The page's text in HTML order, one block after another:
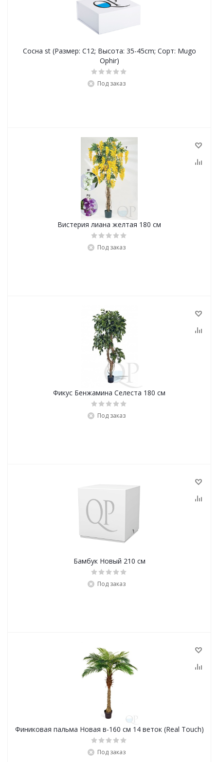
Сосна st (Размер: C12; Высота: 35-45cm; Сорт: Mugo
Ophir)
Под заказ
Вистерия лиана желтая 180 см
Под заказ
Фикус Бенжамина Селеста 180 см
Под заказ
Бамбук Новый 210 см
Под заказ
Финиковая пальма Новая в-160 см 14 веток (Real Touch)
Под заказ